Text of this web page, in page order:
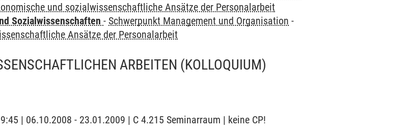
und sozialwissenschaftliche Ansätze der Personalarbeit
Sozialwissenschaften- Schwerpunkt Management und Organisation -
Ansätze der Personalarbeit
ARBEITEN (KOLLOQUIUM)
| 06.10.2008 - 23.01.2009 | C 4.215 Seminarraum | keine CP!